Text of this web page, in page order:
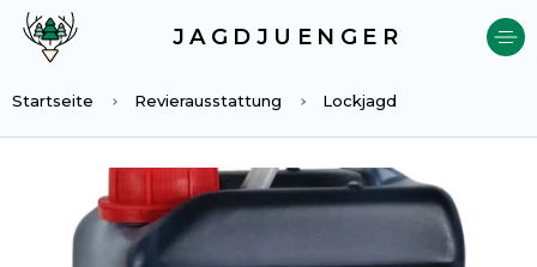
JAGDJUENGER
Startseite Revierausstattung Lockjagd